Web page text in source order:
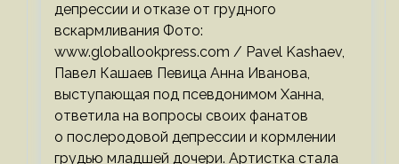
депрессии и отказе от грудного
вскармливания Фото:
www.globallookpress.com / Pavel Kashaev,
Павел Кашаев Певица Анна Иванова,
выступающая под псевдонимом Ханна,
ответила на вопросы своих фанатов
о послеродовой депрессии и кормлении
грудью младшей дочери. Артистка стала